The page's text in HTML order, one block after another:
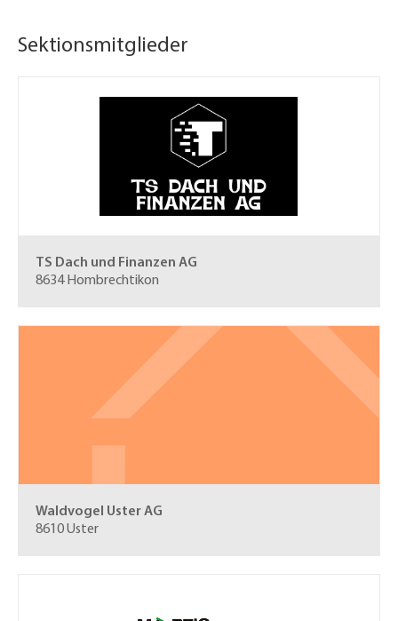
Sektionsmitglieder
TS Dach und Finanzen AG
8634 Hombrechtikon
Waldvogel Uster AG
8610 Uster